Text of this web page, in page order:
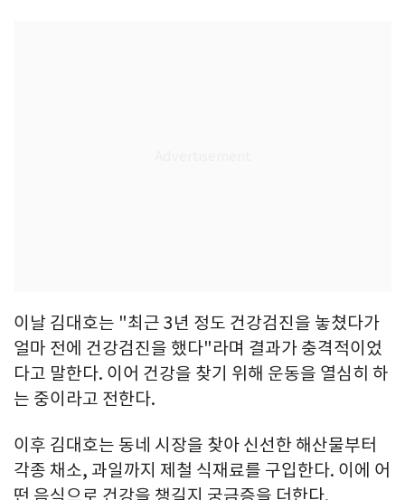
이날 김대호는 "최근 3년 정도 건강검진을 놓쳤다가
얼마 전에 건강검진을 했다"라며 결과가 충격적이었
다고 말한다. 이어 건강을 찾기 위해 운동을 열심히 하
는 중이라고 전한다.
이후 김대호는 동네 시장을 찾아 신선한 해산물부터
각종 채소, 과일까지 제철 식재료를 구입한다. 이에 어